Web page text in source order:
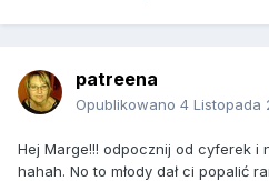
patreena
Opublikowano 4 Listopada
Hej Marge!!! odpocznij od cyferek i
hahah. No to młody dał ci popalić